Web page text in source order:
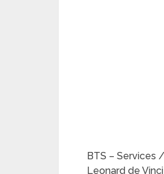
BTS – Services
Leonard de